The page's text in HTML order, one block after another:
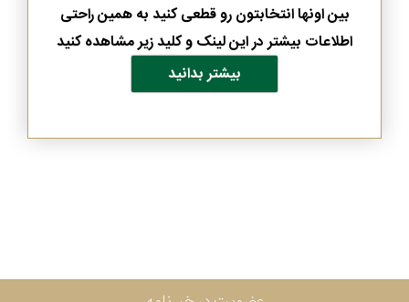
بین اونها انتخابتون رو قطعی کنید به همین راحتی
اطلاعات بیشتر در این لینک و کلید زیر مشاهده کنید
بیشتر بدانید